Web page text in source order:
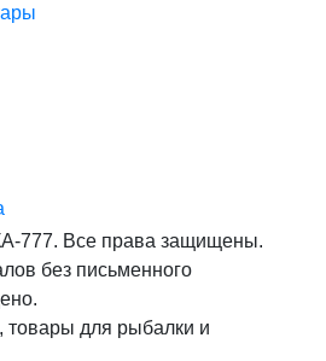
777. Все права защищены.
без письменного
для рыбалки и